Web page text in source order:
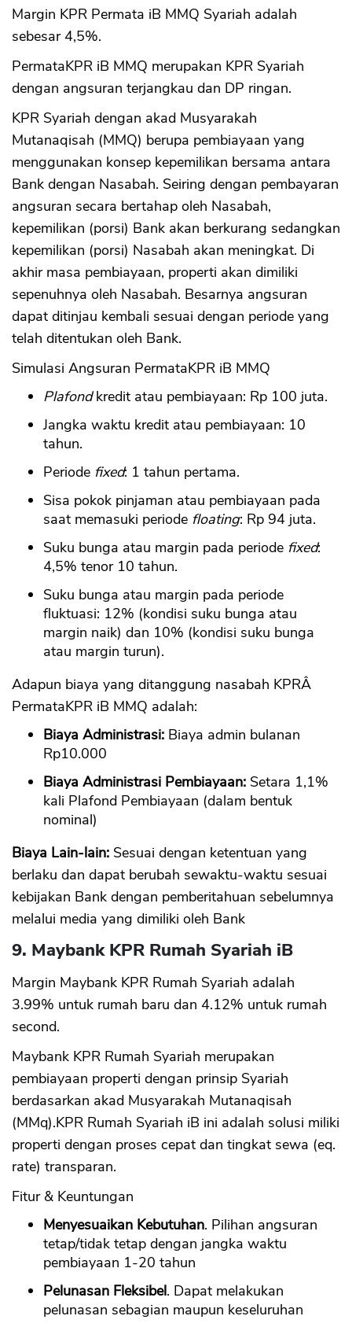
Margin KPR Permata iB MMQ Syariah adalah
sebesar 4,5%.
PermataKPR iB MMQ merupakan KPR Syariah
dengan angsuran terjangkau dan DP ringan.
KPR Syariah dengan akad Musyarakah
Mutanaqisah (MMQ) berupa pembiayaan yang
menggunakan konsep kepemilikan bersama antara
Bank dengan Nasabah. Seiring dengan pembayaran
angsuran secara bertahap oleh Nasabah,
kepemilikan (porsi) Bank akan berkurang sedangkan
kepemilikan (porsi) Nasabah akan meningkat. Di
akhir masa pembiayaan, properti akan dimiliki
sepenuhnya oleh Nasabah. Besarnya angsuran
dapat ditinjau kembali sesuai dengan periode yang
telah ditentukan oleh Bank.
Simulasi Angsuran PermataKPR iB MMQ
Plafondkredit atau pembiayaan: Rp 100 juta.
Jangka waktu kredit atau pembiayaan: 10
tahun.
Periode fixed: 1 tahun pertama.
Sisa pokok pinjaman atau pembiayaan pada
saat memasuki periode floating: Rp 94 juta.
Suku bunga atau margin pada periode fixed:
4,5% tenor 10 tahun.
Suku bunga atau margin pada periode
fluktuasi: 12% (kondisi suku bunga atau
margin naik) dan 10% (kondisi suku bunga
atau margin turun).
Adapun biaya yang ditanggung nasabah KPRÂ
PermataKPR iB MMQ adalah:
Biaya Administrasi: Biaya admin bulanan
Rp10.000
Biaya Administrasi Pembiayaan: Setara 1,1%
kali Plafond Pembiayaan (dalam bentuk
nominal)
Biaya Lain-lain: Sesuai dengan ketentuan yang
berlaku dan dapat berubah sewaktu-waktu sesuai
kebijakan Bank dengan pemberitahuan sebelumnya
melalui media yang dimiliki oleh Bank
9. Maybank KPR Rumah Syariah iB
Margin Maybank KPR Rumah Syariah adalah
3.99% untuk rumah baru dan 4.12% untuk rumah
second.
Maybank KPR Rumah Syariah merupakan
pembiayaan properti dengan prinsip Syariah
berdasarkan akad Musyarakah Mutanaqisah
(MMq).KPR Rumah Syariah iB ini adalah solusi miliki
properti dengan proses cepat dan tingkat sewa (eq.
rate) transparan.
Fitur & Keuntungan
Menyesuaikan Kebutuhan. Pilihan angsuran
tetap/tidak tetap dengan jangka waktu
pembiayaan 1-20 tahun
Pelunasan Fleksibel. Dapat melakukan
pelunasan sebagian maupun keseluruhan